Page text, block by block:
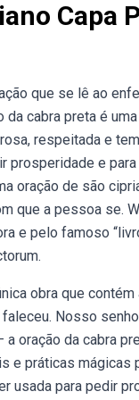
Capa
que se lê ao
da cabra preta é
respeitada e
prosperidade e
oração de são
que a pessoa se.
e pelo famoso
obra que
Nosso
oração da cabra
e práticas mágicas
usada para pedir